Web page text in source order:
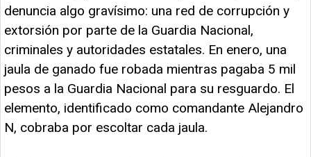
denuncia algo gravísimo: una red de corrupción y
extorsión por parte de la Guardia Nacional,
criminales y autoridades estatales. En enero, una
jaula de ganado fue robada mientras pagaba 5 mil
pesos a la Guardia Nacional para su resguardo. El
elemento, identificado como comandante Alejandro
N, cobraba por escoltar cada jaula.